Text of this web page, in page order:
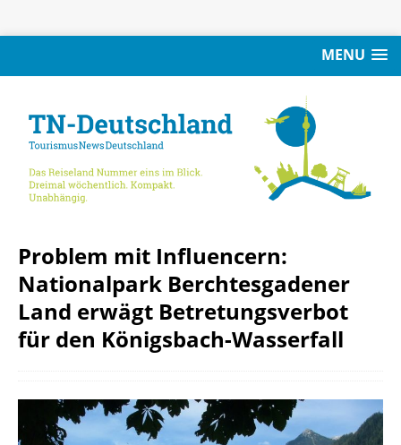
MENU
Problem mit Influencern:
Nationalpark Berchtesgadener
Land erwägt Betretungsverbot
für den Königsbach-Wasserfall